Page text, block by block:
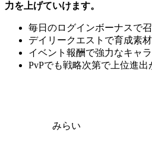
力を上げていけます。
毎日のログインボーナスで
デイリークエストで育成素
イベント報酬で強力なキャ
PvPでも戦略次第で上位進出
みらい